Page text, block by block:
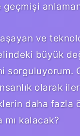
ve
büyük
sorguluyorum.
olarak
daha fazla
kalacak?